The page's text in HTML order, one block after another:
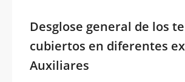
Desglose general de los
cubiertos en diferentes
Auxiliares